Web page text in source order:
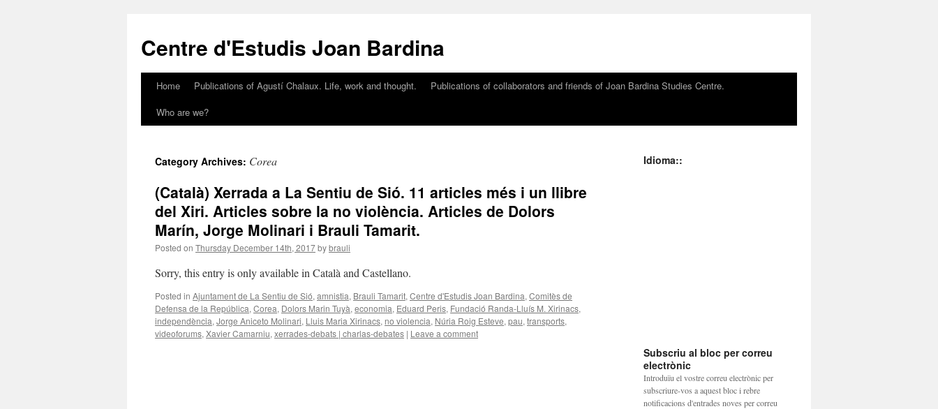
content
Centre d'Estudis Joan Bardina
Home Publications of Agustí Chalaux. Life, work and thought.
Publications of collaborators and friends of Joan Bardina Studies Centre.
Who are we?
Category Archives: Corea
(Català) Xerrada a La Sentiu de Sió. 11 articles més i un llibre
del Xiri. Articles sobre la no violència. Articles de Dolors
Marín, Jorge Molinari i Brauli Tamarit.
Posted on Thursday December 14th, 2017bybrauli
Sorry, this entry is only available in Català and Castellano.
Posted in Ajuntament de La Sentiu de Sió, amnistia, Brauli Tamarit, Centre d'Estudis Joan Bardina, Comitès de
Defensa de la República, Corea, Dolors Marin Tuyà, economia, Eduard Peris, Fundació Randa-Lluís M. Xirinacs,
independència, Jorge Aniceto Molinari, Lluis Maria Xirinacs, no violencia, Núria Roig Esteve, pau, transports,
videoforums, Xavier Camarniu, xerrades-debats | charlas-debates | Leave a comment
Idioma::
Subscriu al bloc per correu
electrònic
Introduïu el vostre correu electrònic per
subscriure-vos a aquest bloc i rebre
notificacions d'entrades noves per correu